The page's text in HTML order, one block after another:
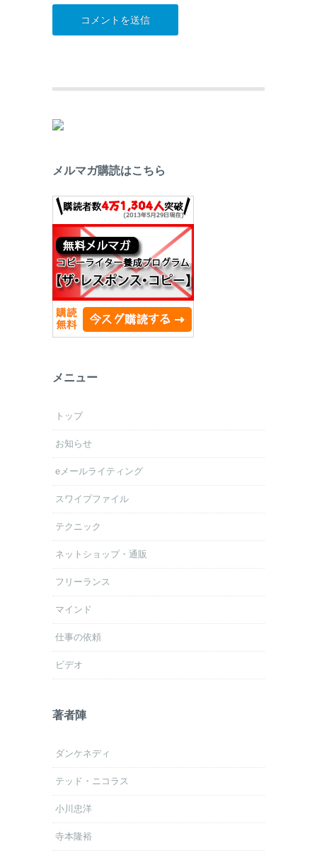
メルマガ購読はこちら
メニュー
トップ
お知らせ
eメールライティング
スワイプファイル
テクニック
ネットショップ・通販
フリーランス
マインド
仕事の依頼
ビデオ
著者陣
ダンケネディ
テッド・ニコラス
小川忠洋
寺本隆裕